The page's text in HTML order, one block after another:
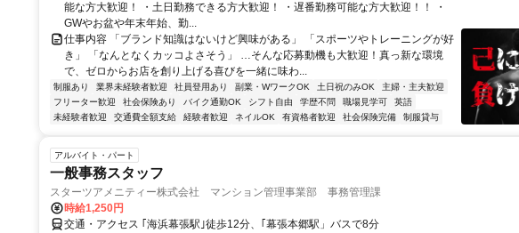
能な方大歓迎！ ・土日勤務できる方大歓迎！ ・遅番勤務可能な方大歓迎！！ ・
GWやお盆や年末年始、勤...
仕事内容 「ブランド知識はないけど興味がある」 「スポーツやトレーニングが好
き」 「なんとなくカッコよさそう」 …そんな応募動機も大歓迎！真っ新な環境
で、ゼロからお店を創り上げる喜びを一緒に味わ...
制服あり 業界未経験者歓迎 社員登用あり 副業・WワークOK 土日祝のみOK
主婦・主夫歓迎
フリーター歓迎
社会保険あり バイク通勤OK シフト自由 学歴不問 職場見学可
英語
未経験者歓迎
交通費全額支給 経験者歓迎 ネイルOK 有資格者歓迎 社会保険完備 制服貸与
アルバイト・パート
一般事務スタッフ
スターツアメニティー株式会社 マンション管理事業部 事務管理課
時給1,250円
交通・アクセス ｢海浜幕張駅｣徒歩12分、｢幕張本郷駅」バスで8分